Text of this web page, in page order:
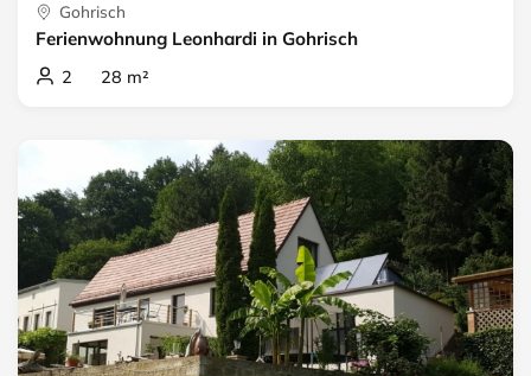
Gohrisch
Ferienwohnung Leonhardi in Gohrisch
2 28 m²